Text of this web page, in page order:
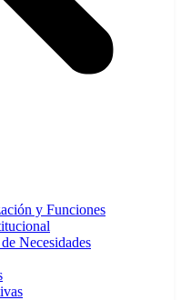
y Funciones
Necesidades